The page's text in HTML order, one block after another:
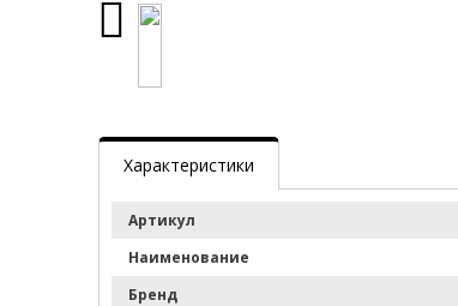
Характеристики
Артикул
Наименование
Бренд